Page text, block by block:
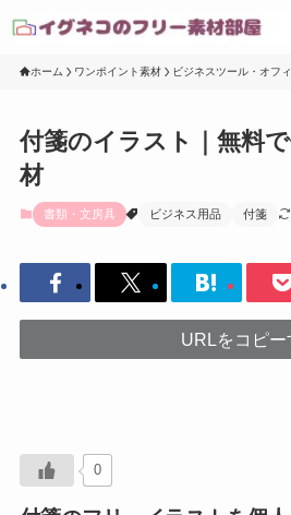
ホーム ワンポイント素材 ビジネスツール・オフ
付箋のイラスト｜無料
材
書類・文房具 ビジネス用品 付箋
URLをコピー
0